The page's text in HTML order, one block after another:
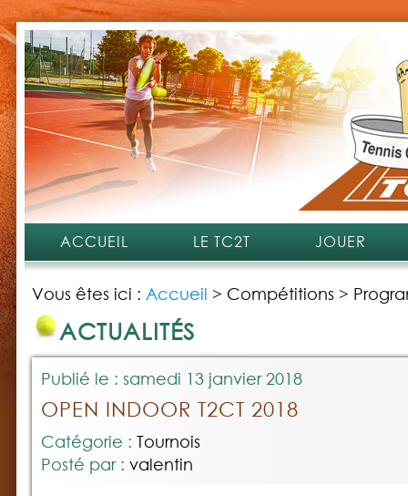
ACCUEIL LE TC2T JOUER
Vous êtes ici : Accueil > Compétitions >
ACTUALITÉS
Publié le : samedi 13 janvier 2018
OPEN INDOOR T2CT 2018
Catégorie : Tournois
Posté par : valentin